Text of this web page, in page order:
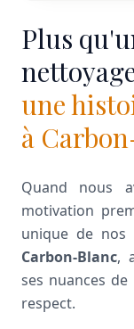
Plus
une
à
Quand nous
motivation
unique de nos
Carbon-Blanc,
ses nuances
respect.